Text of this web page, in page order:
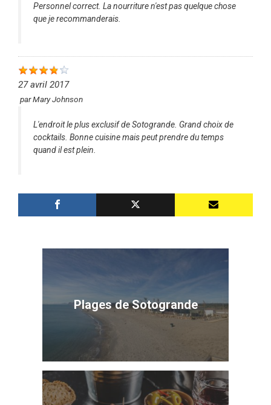
Personnel correct. La nourriture n'est pas quelque chose
que je recommanderais.
27 avril 2017
parMary Johnson
L'endroit le plus exclusif de Sotogrande. Grand choix de
cocktails. Bonne cuisine mais peut prendre du temps
quand il est plein.
Plages de Sotogrande